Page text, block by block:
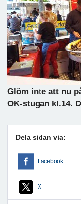
Glöm inte att nu
OK-stugan kl.14.
Dela sidan via:
Facebook
X